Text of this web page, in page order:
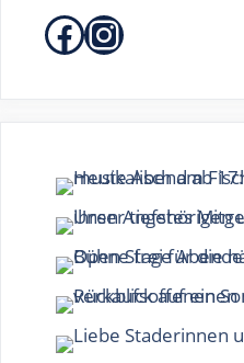
Facebook
Instagram